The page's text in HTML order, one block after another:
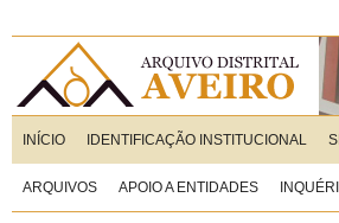
INÍCIO IDENTIFICAÇÃO INSTITUCIONAL
ARQUIVOS APOIO A ENTIDADES